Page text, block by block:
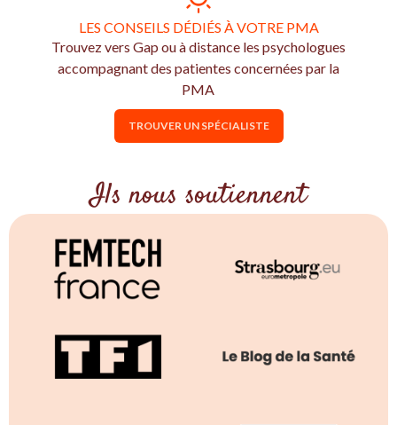
LES CONSEILS DÉDIÉS À VOTRE PMA
Trouvez vers Gap ou à distance les psychologues
accompagnant des patientes concernées par la
PMA
TROUVER UN SPÉCIALISTE
Ils nous soutiennent